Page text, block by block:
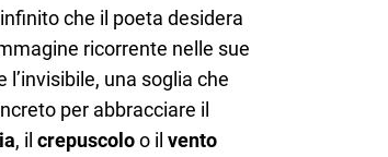
che il poeta desidera
ricorrente nelle sue
una soglia che
per abbracciare il
, il crepuscoloo il vento